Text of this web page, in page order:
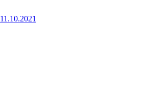
11.10.2021